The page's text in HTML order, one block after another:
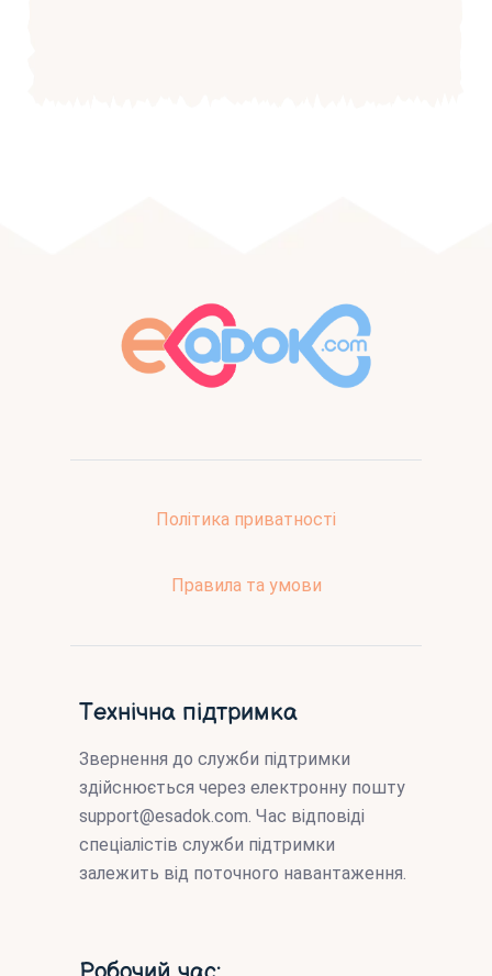
Політика приватності
Правила та умови
Технічна підтримка
Звернення до служби підтримки
здійснюється через електронну пошту
support@esadok.com. Час відповіді
спеціалістів служби підтримки
залежить від поточного навантаження.